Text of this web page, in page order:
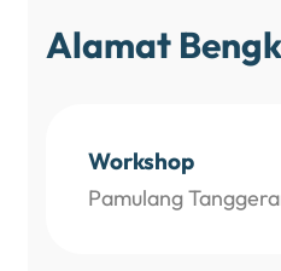
Alamat
Workshop
Pamulang